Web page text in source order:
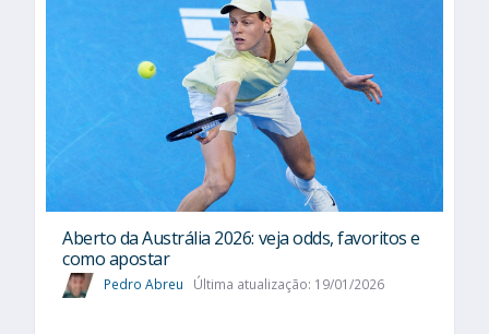
Aberto da Austrália 2026: veja odds, favoritos e
como apostar
Pedro Abreu Última atualização: 19/01/2026